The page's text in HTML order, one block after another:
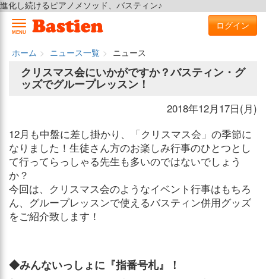
進化し続けるピアノメソッド、バスティン♪
MENU
ログイン
ホーム ニュース一覧
ニュース
クリスマス会にいかがですか？バスティン・グ
ッズでグループレッスン！
2018年12月17日(月)
12月も中盤に差し掛かり、「クリスマス会」の季節に
なりました！生徒さん方のお楽しみ行事のひとつとし
て行ってらっしゃる先生も多いのではないでしょう
か？
今回は、クリスマス会のようなイベント行事はもちろ
ん、グループレッスンで使えるバスティン併用グッズ
をご紹介致します！
◆みんないっしょに『指番号札』！